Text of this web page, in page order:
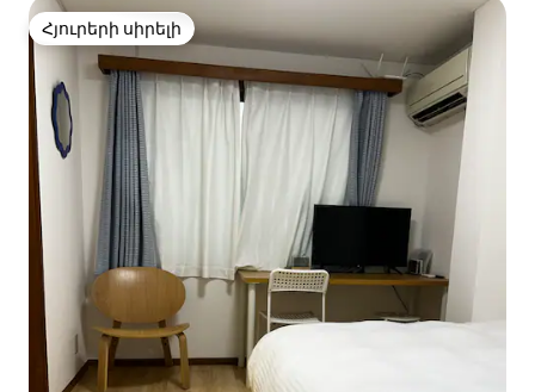
Հյուրերի սիրելի
Հյուրերի սիրելի